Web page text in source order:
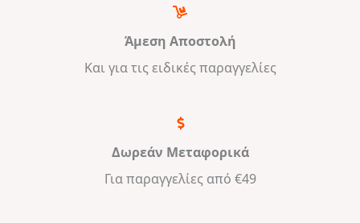
Άμεση Αποστολή
Και για τις ειδικές παραγγελίες
Δωρεάν Μεταφορικά
Για παραγγελίες από €49